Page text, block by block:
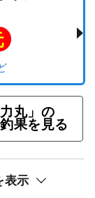
力丸」の
果を見る
表示